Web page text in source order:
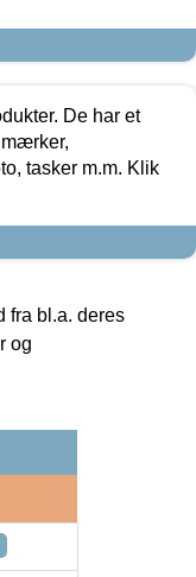
De har et
tasker m.m. Klik
fra bl.a. deres
og